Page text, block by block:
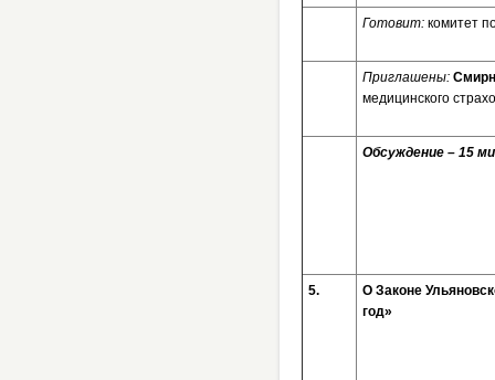
Готовит: комитет
Приглашены:
медицинского
Обсуждение – 15
5.
О Законе
год»